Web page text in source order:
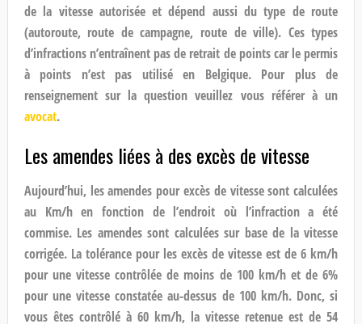
de la vitesse autorisée et dépend aussi du type de route
(autoroute, route de campagne, route de ville). Ces types
d’infractions n’entraînent pas de retrait de points car le permis
à points n’est pas utilisé en Belgique. Pour plus de
renseignement sur la question veuillez vous référer à un
avocat.
Les amendes liées à des excès de vitesse
Aujourd’hui, les amendes pour excès de vitesse sont calculées
au Km/h en fonction de l’endroit où l’infraction a été
commise. Les amendes sont calculées sur base de la vitesse
corrigée. La tolérance pour les excès de vitesse est de 6 km/h
pour une vitesse contrôlée de moins de 100 km/h et de 6%
pour une vitesse constatée au-dessus de 100 km/h. Donc, si
vous êtes contrôlé à 60 km/h, la vitesse retenue est de 54